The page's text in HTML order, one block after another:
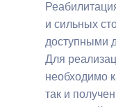
и сильных
доступными
Для
необходимо
так и